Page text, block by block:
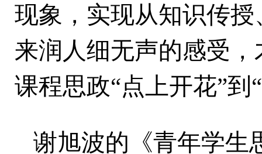
现象，实现从知识传
来润人细无声的感受
课程思政“点上开花”到
谢旭波的《青年学生